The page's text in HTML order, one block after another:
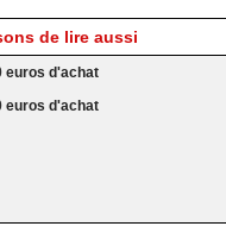
de lire aussi
euros d'achat
euros d'achat